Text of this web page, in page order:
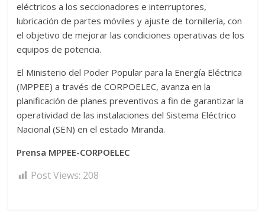
eléctricos a los seccionadores e interruptores,
lubricación de partes móviles y ajuste de tornillería, con
el objetivo de mejorar las condiciones operativas de los
equipos de potencia.
El Ministerio del Poder Popular para la Energía Eléctrica
(MPPEE) a través de CORPOELEC, avanza en la
planificación de planes preventivos a fin de garantizar la
operatividad de las instalaciones del Sistema Eléctrico
Nacional (SEN) en el estado Miranda.
Prensa MPPEE-CORPOELEC
Post Views: 208